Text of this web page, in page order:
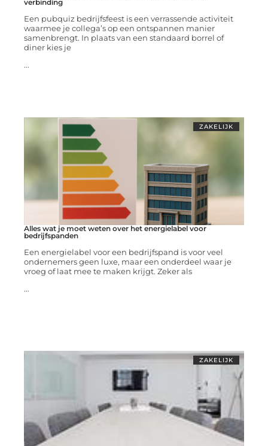
verbinding
Een pubquiz bedrijfsfeest is een verrassende activiteit
waarmee je collega’s op een ontspannen manier
samenbrengt. In plaats van een standaard borrel of
diner kies je
...
ZAKELIJK
Alles wat je moet weten over het energielabel voor
bedrijfspanden
Een energielabel voor een bedrijfspand is voor veel
ondernemers geen luxe, maar een onderdeel waar je
vroeg of laat mee te maken krijgt. Zeker als
...
ZAKELIJK